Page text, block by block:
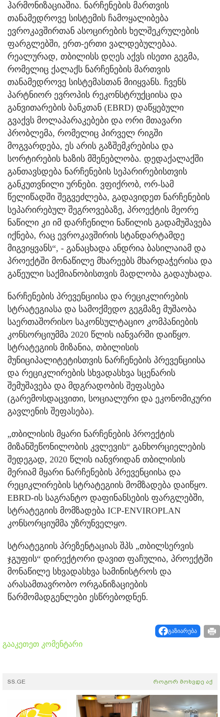
ჰარმონიზაციაშია. ნარჩენების მართვის
თანამედროვე სისტემის ჩამოყალიბება
ევროკავშირთან ასოცირების ხელშეკრულების
ფარგლებში, ერთ-ერთი ვალდებულებაა.
რეალურად, თბილისს დღეს აქვს ისეთი გეგმა,
რომელიც ქალაქს ნარჩენების მართვის
თანამედროვე სისტემასთან მიიყვანს. ჩვენს
პარტნიორ ევროპის რეკონსტრუქციისა და
განვითარების ბანკთან (EBRD) დაწყებული
გვაქვს მოლაპარაკებები და ორი მთავარი
პრობლემა, რომელიც პირველ რიგში
მოგვარდება, ეს არის გაზშემკრებისა და
სორტირების ხაზის მშენებლობა. დედაქალაქში
განთავსდება ნარჩენების სეპარირებისთვის
განკუთვნილი ურნები. ვფიქრობ, ორ-სამ
წელიწადში შეგვეძლება, გადავიდეთ ნარჩენების
სეპარირებულ შეგროვებაზე, პროექტის მეორე
ნაწილი კი იმ დარჩენილი ნაწილის გადამუშავება
იქნება, რაც ევროკავშირის სტანდარტამდე
მიგვიყვანს“, - განაცხადა ანდრია ბასილაიამ და
პროექტში მონაწილე მხარეებს მხარდაჭერისა და
გაწეული საქმიანობისთვის მადლობა გადაუხადა.
ნარჩენების პრევენციისა და რეციკლირების
სტრატეგიასა და სამოქმედო გეგმაზე მუშაობა
საერთაშორისო საკონსულტაციო კომპანიების
კონსორციუმმა 2020 წლის იანვარში დაიწყო.
სტრატეგიის მიზანია, თბილისის
მუნიციპალიტეტისთვის ნარჩენების პრევენციისა
და რეციკლირების სხვადასხვა სცენარის
შემუშავება და მდგრადობის შეფასება
(გარემოსდაცვითი, სოციალური და ეკონომიკური
გავლენის შეფასება).
„თბილისის მყარი ნარჩენების პროექტის
მიზანშეწონილობის კვლევის“ განხორციელების
შედეგად, 2020 წლის იანვრიდან თბილისის
მერიამ მყარი ნარჩენების პრევენციისა და
რეციკლირების სტრატეგიის მომზადება დაიწყო.
EBRD-ის საგრანტო დაფინანსების ფარგლებში,
სტრატეგიის მომზადება ICP-ENVIROPLAN
კონსორციუმმა უზრუნველყო.
სტრატეგიის პრეზენტაციას შპს „თბილსერვის
ჯგუფის“ დირექტორი დავით ფაჩულია, პროექტში
მონაწილე სხვადასხვა სამინისტროს და
არასამთავრობო ორგანიზაციების
წარმომადგენლები ესწრებოდნენ.
გაზიარება
გააკეთეთ კომენტარი
SS.GE როგორ მოხვდე აქ